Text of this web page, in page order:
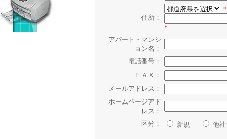
住所：
*
*
アパート・マンシ
ョン名：
電話番号：
ＦＡＸ：
メールアドレス：
ホームページアド
レス：
区分：
新規 他